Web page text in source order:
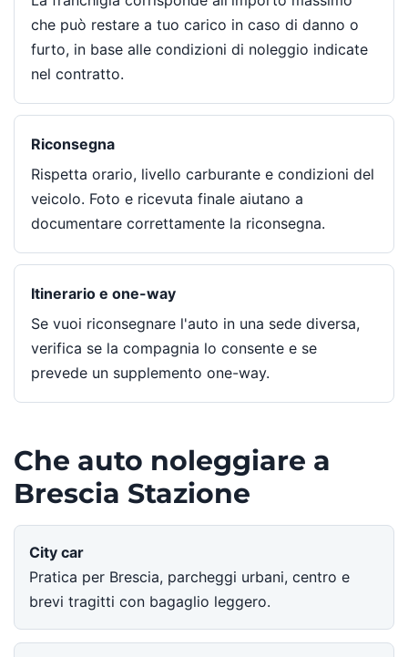
che può restare a tuo carico in caso di danno o
furto, in base alle condizioni di noleggio indicate
nel contratto.
Riconsegna
Rispetta orario, livello carburante e condizioni del
veicolo. Foto e ricevuta finale aiutano a
documentare correttamente la riconsegna.
Itinerario e one-way
Se vuoi riconsegnare l'auto in una sede diversa,
verifica se la compagnia lo consente e se
prevede un supplemento one-way.
Che auto noleggiare a
Brescia Stazione
City car
Pratica per Brescia, parcheggi urbani, centro e
brevi tragitti con bagaglio leggero.